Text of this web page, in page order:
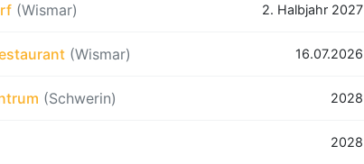
(Wismar) 2. Halbjahr 2027
(Wismar) 16.07.2026
(Schwerin) 2028
2028